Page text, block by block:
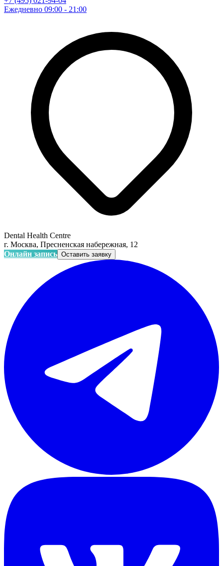
Ежедневно 09:00 - 21:00
Dental Health Centre
г. Москва, Пресненская набережная, 12
Онлайн запись Оставить заявку